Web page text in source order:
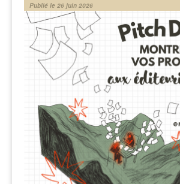
Publié le 26 juin 2026